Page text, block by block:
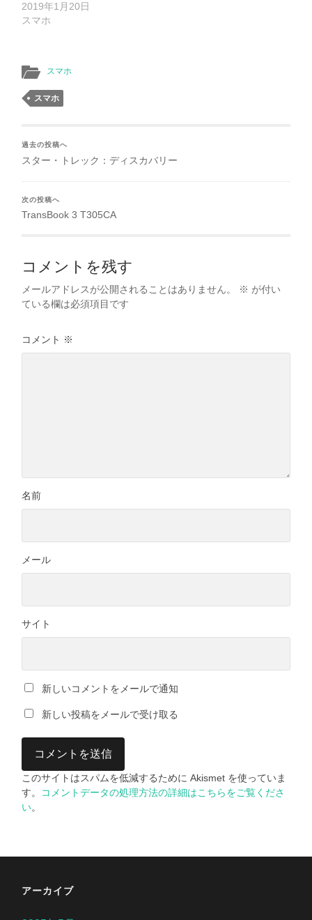
2019年1月20日
スマホ
スマホ
スマホ
過去の投稿へ
スター・トレック：ディスカバリー
次の投稿へ
TransBook 3 T305CA
コメントを残す
メールアドレスが公開されることはありません。 ※ が付い
ている欄は必須項目です
コメント ※
名前
メール
サイト
新しいコメントをメールで通知
新しい投稿をメールで受け取る
このサイトはスパムを低減するために Akismet を使っていま
す。
コメントデータの処理方法の詳細はこちらをご覧くださ
い。
アーカイブ